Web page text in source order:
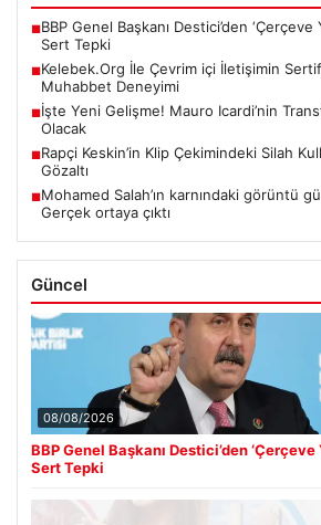
■BBP Genel Başkanı Destici’den ‘Çerçeve
Sert Tepki
■Kelebek.Org İle Çevrim içi İletişimin
Muhabbet Deneyimi
■İşte Yeni Gelişme! Mauro Icardi’nin
Olacak
■Rapçi Keskin’in Klip Çekimindeki Silah
Gözaltı
■Mohamed Salah’ın karnındaki görüntü
Gerçek ortaya çıktı
Güncel
08/08/2026
BBP Genel Başkanı Destici’den ‘Çerçeve
Sert Tepki